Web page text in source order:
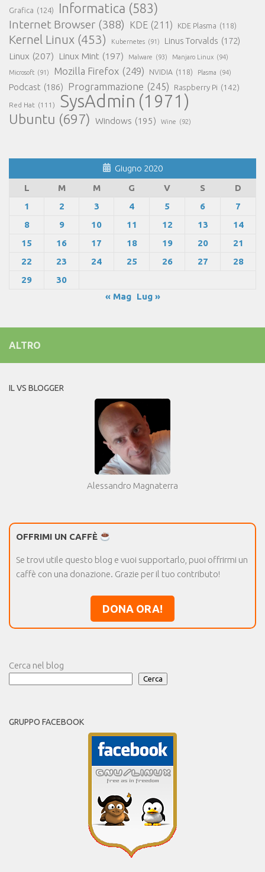
Grafica (124) Informatica (583)
Internet Browser (388) KDE (211) KDE Plasma (118)
Kernel Linux (453) Kubernetes (91) Linus Torvalds (172)
Linux (207) Linux Mint (197) Malware (93) Manjaro Linux (94)
Microsoft (91) Mozilla Firefox (249) NVIDIA (118) Plasma (94)
Podcast (186) Programmazione (245) Raspberry Pi (142)
Red Hat (111) SysAdmin (1971)
Ubuntu (697) Windows (195) Wine (92)
Giugno 2020
L
M M G V S
D
1
2 3 4 5 6
7
8
9 10 11 12 13
14
15
16 17 18 19 20
21
22
23 24 25 26 27
28
29
30
« Mag
Lug »
ALTRO
IL VS BLOGGER
Alessandro Magnaterra
OFFRIMI UN CAFFÈ
Se trovi utile questo blog e vuoi supportarlo, puoi offrirmi un
caffè con una donazione. Grazie per il tuo contributo!
DONA ORA!
Cerca nel blog
Cerca
GRUPPO FACEBOOK